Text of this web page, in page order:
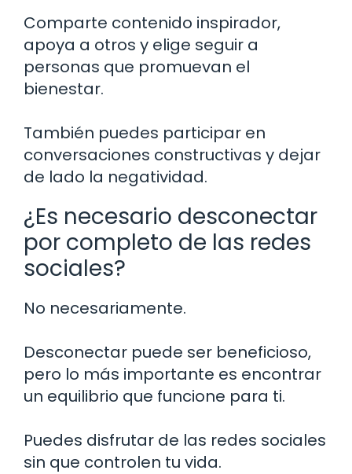
Comparte contenido inspirador,
apoya a otros y elige seguir a
personas que promuevan el
bienestar.
También puedes participar en
conversaciones constructivas y dejar
de lado la negatividad.
¿Es necesario desconectar
por completo de las redes
sociales?
No necesariamente.
Desconectar puede ser beneficioso,
pero lo más importante es encontrar
un equilibrio que funcione para ti.
Puedes disfrutar de las redes sociales
sin que controlen tu vida.